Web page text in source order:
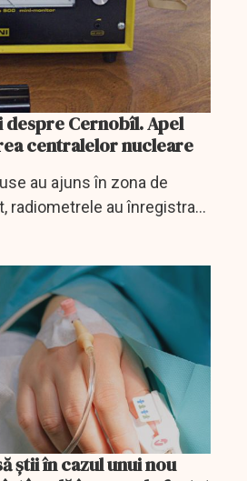
Cernobîl. Apel
centralelor nucleare
au ajuns în zona de
radiometrele au înregistrat
radiațiilor în zonă.
știi în cazul unui nou